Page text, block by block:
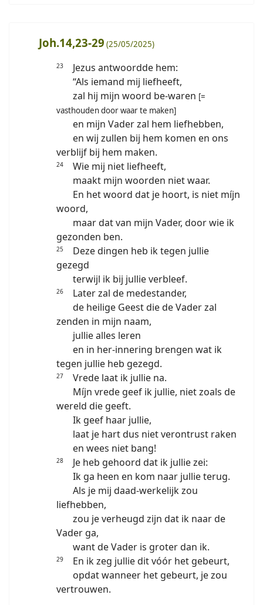
Joh.14,23-29 (25/05/2025)
23
Jezus antwoordde hem:
“Als iemand mij liefheeft,
zal hij mijn woord be-waren [=
vasthouden door waar te maken]
en mijn Vader zal hem liefhebben,
en wij zullen bij hem komen en ons
verblijf bij hem maken.
24
Wie mij niet liefheeft,
maakt mijn woorden niet waar.
En het woord dat je hoort, is niet míjn
woord,
maar dat van mijn Vader, door wie ik
gezonden ben.
25
Deze dingen heb ik tegen jullie
gezegd
terwijl ik bij jullie verbleef.
26
Later zal de medestander,
de heilige Geest die de Vader zal
zenden in mijn naam,
jullie alles leren
en in her-innering brengen wat ik
tegen jullie heb gezegd.
27
Vrede laat ik jullie na.
Míjn vrede geef ik jullie, niet zoals de
wereld die geeft.
Ik geef haar jullie,
laat je hart dus niet verontrust raken
en wees niet bang!
28
Je heb gehoord dat ik jullie zei:
Ik ga heen en kom naar jullie terug.
Als je mij daad-werkelijk zou
liefhebben,
zou je verheugd zijn dat ik naar de
Vader ga,
want de Vader is groter dan ik.
29
En ik zeg jullie dit vóór het gebeurt,
opdat wanneer het gebeurt, je zou
vertrouwen.